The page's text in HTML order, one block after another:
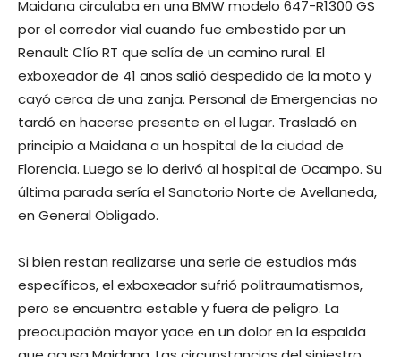
Maidana circulaba en una BMW modelo 647-R1300 GS
por el corredor vial cuando fue embestido por un
Renault Clío RT que salía de un camino rural. El
exboxeador de 41 años salió despedido de la moto y
cayó cerca de una zanja. Personal de Emergencias no
tardó en hacerse presente en el lugar. Trasladó en
principio a Maidana a un hospital de la ciudad de
Florencia. Luego se lo derivó al hospital de Ocampo. Su
última parada sería el Sanatorio Norte de Avellaneda,
en General Obligado.
Si bien restan realizarse una serie de estudios más
específicos, el exboxeador sufrió politraumatismos,
pero se encuentra estable y fuera de peligro. La
preocupación mayor yace en un dolor en la espalda